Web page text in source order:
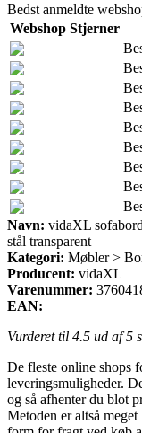
Bedst anmeldte
Webshop Stjerner
Navn: vidaXL
stål transparent
Kategori: Møbler >
Producent: vidaXL
Varenummer:
EAN:
Vurderet til 4.5 ud af 5
De fleste online shops
leveringsmuligheder.
og så afhenter du blot
Metoden er altså